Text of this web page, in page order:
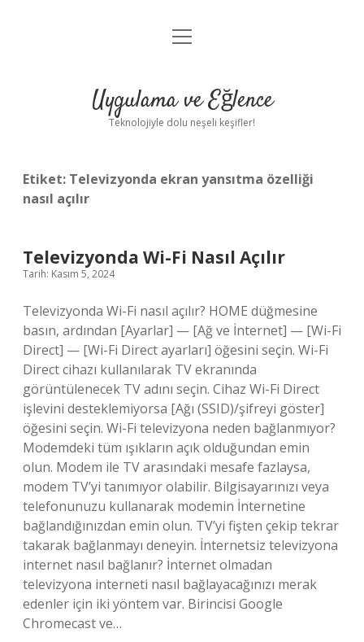
Anasayfa
Yasal Uyarı
menüyü
Uygulama ve Eğlence
Teknolojiyle dolu neşeli keşifler!
Etiket: Televizyonda ekran yansıtma özelliği
nasıl açılır
Televizyonda Wi-Fi Nasıl Açılır
Tarih: Kasım 5, 2024
Televizyonda Wi-Fi nasıl açılır? HOME düğmesine
basın, ardından [Ayarlar] — [Ağ ve İnternet] — [Wi-Fi
Direct] — [Wi-Fi Direct ayarları] öğesini seçin. Wi-Fi
Direct cihazı kullanılarak TV ekranında
görüntülenecek TV adını seçin. Cihaz Wi-Fi Direct
işlevini desteklemiyorsa [Ağı (SSID)/şifreyi göster]
öğesini seçin. Wi-Fi televizyona neden bağlanmıyor?
Modemdeki tüm ışıkların açık olduğundan emin
olun. Modem ile TV arasındaki mesafe fazlaysa,
modem TV’yi tanımıyor olabilir. Bilgisayarınızı veya
telefonunuzu kullanarak modemin İnternetine
bağlandığınızdan emin olun. TV’yi fişten çekip tekrar
takarak bağlanmayı deneyin. İnternetsiz televizyona
internet nasıl bağlanır? İnternet olmadan
televizyona interneti nasıl bağlayacağınızı merak
edenler için iki yöntem var. Birincisi Google
Chromecast ve…